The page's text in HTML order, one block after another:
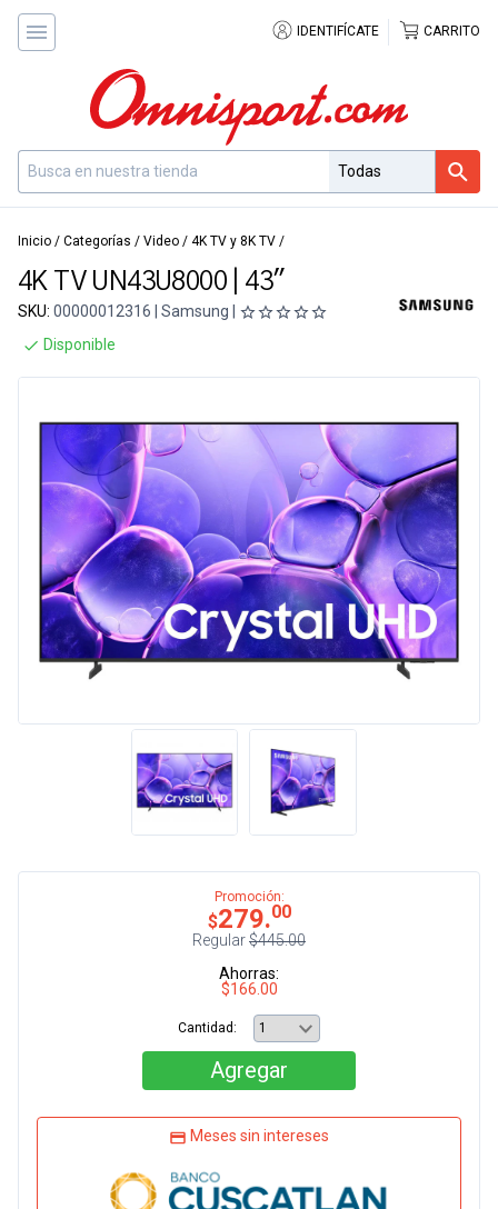
IDENTIFÍCATE CARRITO
Inicio / Categorías / Video / 4K TV y 8K TV /
4K TV UN43U8000 | 43"
SKU: 00000012316 | Samsung |
Disponible
Promoción:
$279.00
Regular$445.00
Ahorras:
$166.00
Cantidad:
Agregar
Meses sin intereses